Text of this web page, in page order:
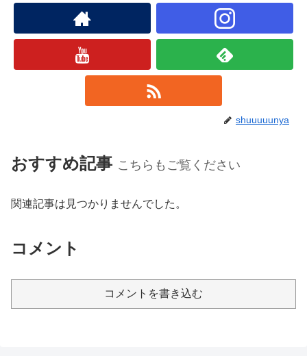
shuuuuunya
おすすめ記事 こちらもご覧ください
関連記事は見つかりませんでした。
コメント
コメントを書き込む